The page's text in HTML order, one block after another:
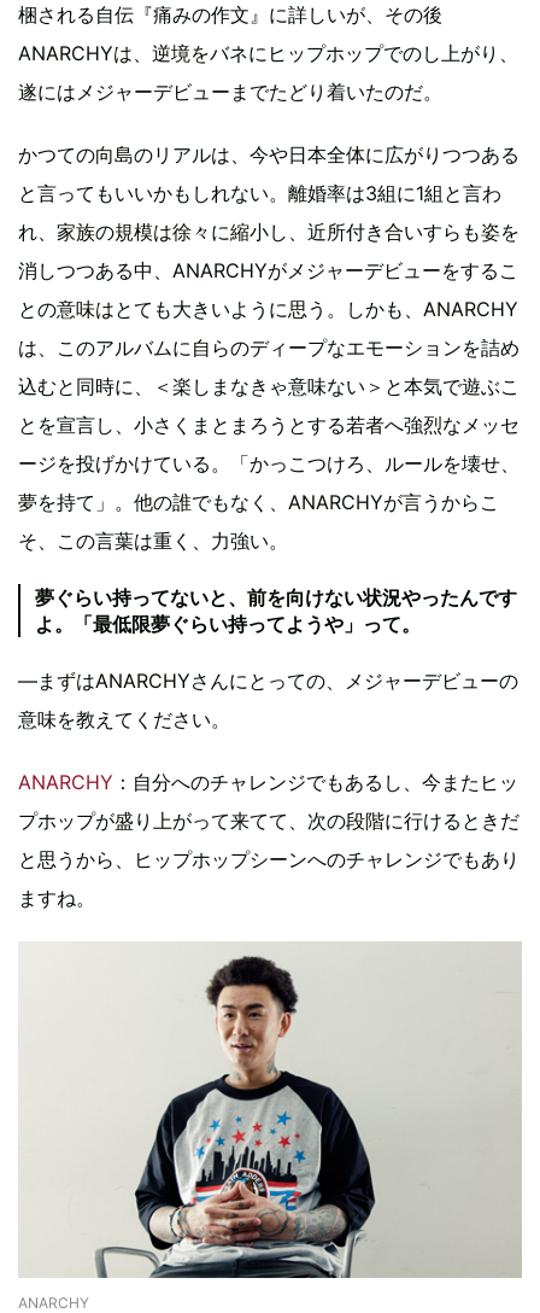
梱される自伝『痛みの作文』に詳しいが、その後
ANARCHYは、逆境をバネにヒップホップでのし上がり、
遂にはメジャーデビューまでたどり着いたのだ。
かつての向島のリアルは、今や日本全体に広がりつつある
と言ってもいいかもしれない。離婚率は3組に1組と言わ
れ、家族の規模は徐々に縮小し、近所付き合いすらも姿を
消しつつある中、ANARCHYがメジャーデビューをするこ
との意味はとても大きいように思う。しかも、ANARCHY
は、このアルバムに自らのディープなエモーションを詰め
込むと同時に、＜楽しまなきゃ意味ない＞と本気で遊ぶこ
とを宣言し、小さくまとまろうとする若者へ強烈なメッセ
ージを投げかけている。「かっこつけろ、ルールを壊せ、
夢を持て」。他の誰でもなく、ANARCHYが言うからこ
そ、この言葉は重く、力強い。
夢ぐらい持ってないと、前を向けない状況やったんです
よ。「最低限夢ぐらい持ってようや」って。
―まずはANARCHYさんにとっての、メジャーデビューの
意味を教えてください。
ANARCHY ：自分へのチャレンジでもあるし、今またヒッ
プホップが盛り上がって来てて、次の段階に行けるときだ
と思うから、ヒップホップシーンへのチャレンジでもあり
ますね。
ANARCHY